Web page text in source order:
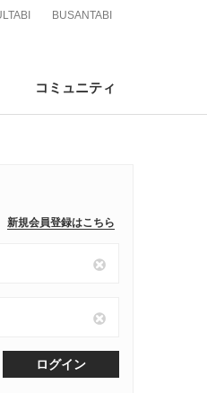
BUSANTABI
コミュニティ
専門店のミョンレウォン
門店のミョンレウォン ソウル旅行
ある明洞に伝統餅屋がオープンしま
新規会員登録はこちら
ログイン